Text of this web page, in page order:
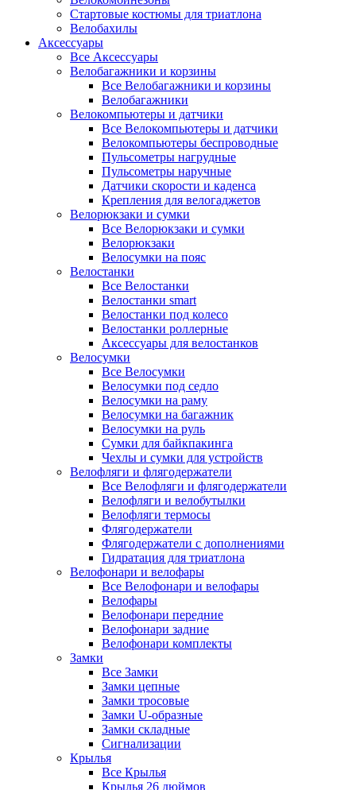
Стартовые костюмы для триатлона
Велобахилы
Аксессуары
Все Аксессуары
Велобагажники и корзины
Все Велобагажники и корзины
Велобагажники
Велокомпьютеры и датчики
Все Велокомпьютеры и датчики
Велокомпьютеры беспроводные
Пульсометры нагрудные
Пульсометры наручные
Датчики скорости и каденса
Крепления для велогаджетов
Велорюкзаки и сумки
Все Велорюкзаки и сумки
Велорюкзаки
Велосумки на пояс
Велостанки
Все Велостанки
Велостанки smart
Велостанки под колесо
Велостанки роллерные
Аксессуары для велостанков
Велосумки
Все Велосумки
Велосумки под седло
Велосумки на раму
Велосумки на багажник
Велосумки на руль
Сумки для байкпакинга
Чехлы и сумки для устройств
Велофляги и флягодержатели
Все Велофляги и флягодержатели
Велофляги и велобутылки
Велофляги термосы
Флягодержатели
Флягодержатели с дополнениями
Гидратация для триатлона
Велофонари и велофары
Все Велофонари и велофары
Велофары
Велофонари передние
Велофонари задние
Велофонари комплекты
Замки
Все Замки
Замки цепные
Замки тросовые
Замки U-образные
Замки складные
Сигнализации
Крылья
Все Крылья
Крылья 26 дюймов